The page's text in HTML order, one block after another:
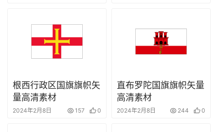
平
面
根西行政区国旗旗帜矢
量高清素材
2024年2月8日 157 0
直布罗陀国旗旗帜矢量
高清素材
2024年2月8日 244 0